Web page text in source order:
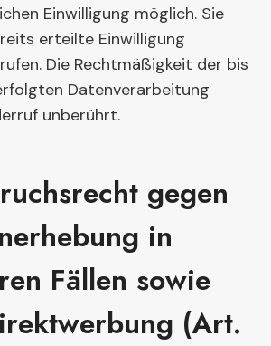
Einwilligung möglich. Sie
erteilte Einwilligung
Die Rechtmäßigkeit der bis
Datenverarbeitung
unberührt.
gegen
in
Fällen sowie
(Art.